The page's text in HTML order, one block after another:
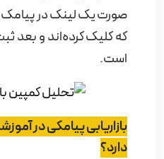
صورت یک لینک در پیامک
که کلیک کرده‌اند و بعد
است.
بازاریابی پیامکی در
دارد؟